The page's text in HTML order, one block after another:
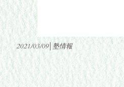
2021/03/09│塾情報